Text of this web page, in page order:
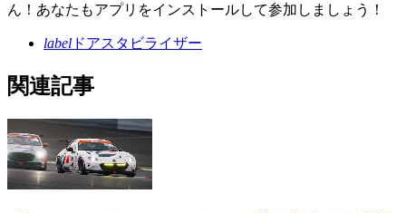
ん！あなたもアプリをインストールして参加しましょう！
label ドアスタビライザー
関連記事